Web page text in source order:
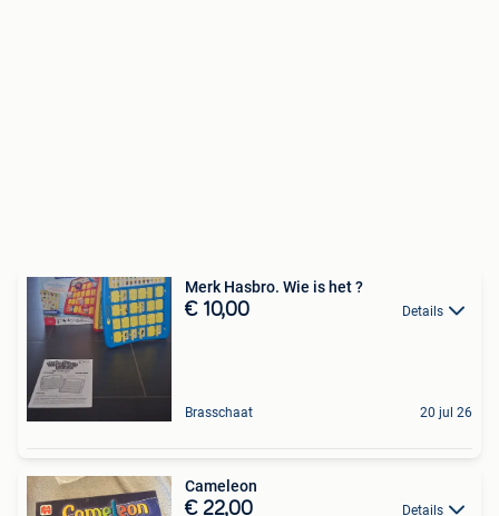
Merk Hasbro. Wie is het ?
€ 10,00 Details
Brasschaat 20 jul 26
Cameleon
€ 22,00 Details